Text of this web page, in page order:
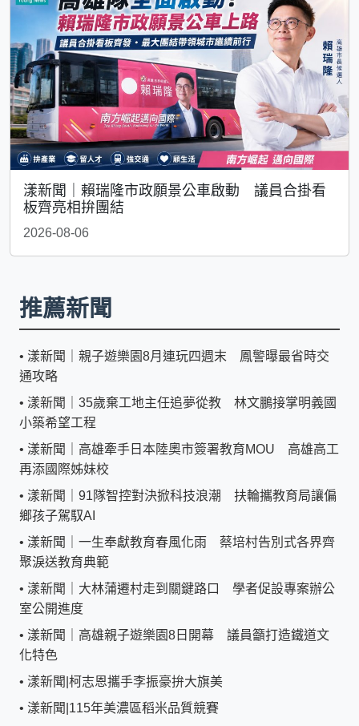
漾新聞｜賴瑞隆市政願景公車啟動 議員合掛看
板齊亮相拚團結
2026-08-06
推薦新聞
• 漾新聞｜親子遊樂園8月連玩四週末 鳳警曝最省時交
通攻略
• 漾新聞｜35歲棄工地主任追夢從教 林文鵬接掌明義國
小築希望工程
• 漾新聞｜高雄牽手日本陸奧市簽署教育MOU 高雄高工
再添國際姊妹校
• 漾新聞｜91隊智控對決掀科技浪潮 扶輪攜教育局讓偏
鄉孩子駕馭AI
• 漾新聞｜一生奉獻教育春風化雨 蔡培村告別式各界齊
聚淚送教育典範
• 漾新聞｜大林蒲遷村走到關鍵路口 學者促設專案辦公
室公開進度
• 漾新聞｜高雄親子遊樂園8日開幕 議員籲打造鐵道文
化特色
• 漾新聞|柯志恩攜手李振豪拚大旗美
• 漾新聞|115年美濃區稻米品質競賽